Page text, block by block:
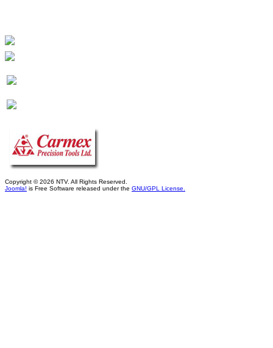
Copyright © 2026 NTV. All Rights Reserved.
Joomla! is Free Software released under the GNU/GPL License.